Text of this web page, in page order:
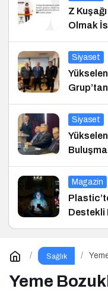
Z
Olmak
Siyaset
Siyaset
ve
Magazin
Destekli
Sağlık
Yeme